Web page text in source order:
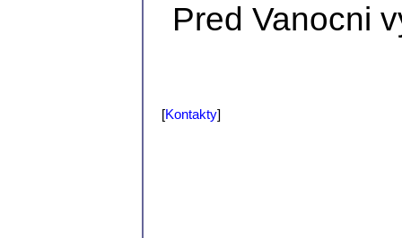
Pred Vanocni
[Kontakty]